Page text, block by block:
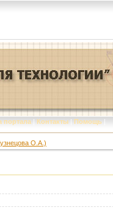
портала | Контакты | Помощь |
О.А.)